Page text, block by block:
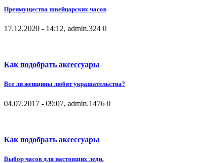
Преимущества швейцарских часов
17.12.2020 - 14:12, admin.324 0
Как подобрать аксессуары
Все ли женщины любят украшательства?
04.07.2017 - 09:07, admin.1476 0
Как подобрать аксессуары
Выбор часов для настоящих леди.